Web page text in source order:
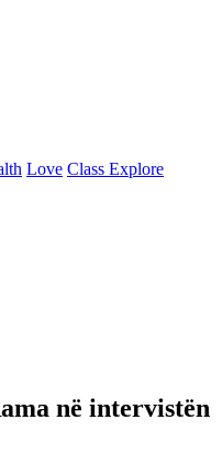
Love Class Explore
në intervistën